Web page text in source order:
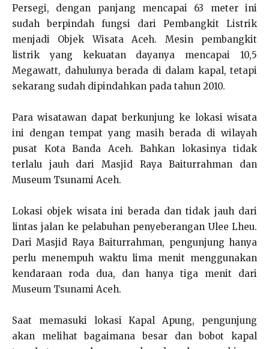
Persegi, dengan panjang mencapai 63 meter ini
sudah berpindah fungsi dari Pembangkit Listrik
menjadi Objek Wisata Aceh. Mesin pembangkit
listrik yang kekuatan dayanya mencapai 10,5
Megawatt, dahulunya berada di dalam kapal, tetapi
sekarang sudah dipindahkan pada tahun 2010.
Para wisatawan dapat berkunjung ke lokasi wisata
ini dengan tempat yang masih berada di wilayah
pusat Kota Banda Aceh. Bahkan lokasinya tidak
terlalu jauh dari Masjid Raya Baiturrahman dan
Museum Tsunami Aceh.
Lokasi objek wisata ini berada dan tidak jauh dari
lintas jalan ke pelabuhan penyeberangan Ulee Lheu.
Dari Masjid Raya Baiturrahman, pengunjung hanya
perlu menempuh waktu lima menit menggunakan
kendaraan roda dua, dan hanya tiga menit dari
Museum Tsunami Aceh.
Saat memasuki lokasi Kapal Apung, pengunjung
akan melihat bagaimana besar dan bobot kapal